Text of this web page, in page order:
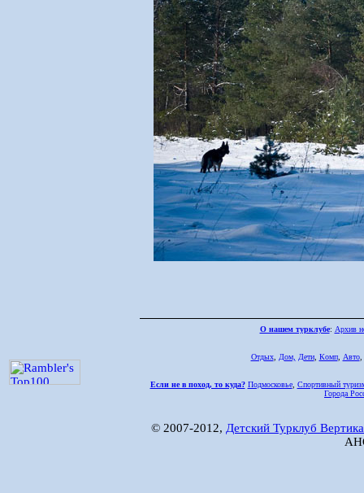
О нашем турклубе: Архив
Отдых, Дом, Дети, Комп, Авто,
Если не в поход, то куда? Подмосковье, Спортивный
Города
© 2007-2012, Детский Турклуб